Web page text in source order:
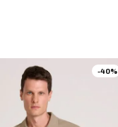
-40%